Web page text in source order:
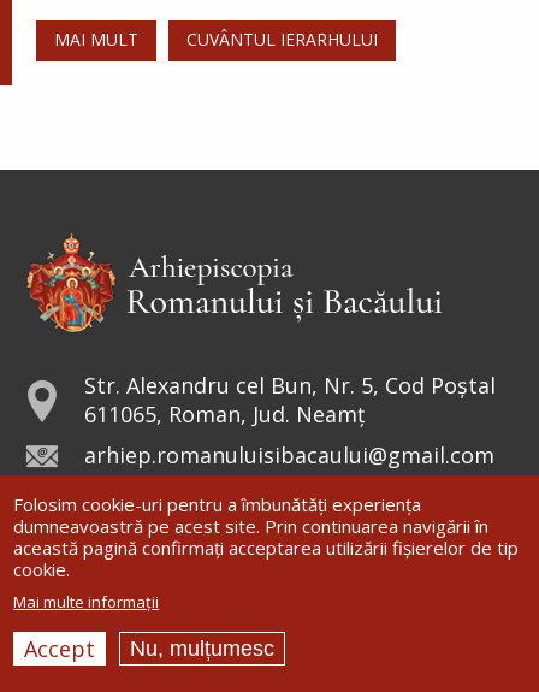
Dumnezeu pentru mine, ca să scap de...
Ap. Romani 15, 30-33
Ev. Matei 17, 24-27; 18, 1-4
Preia articolele Doxologia în site-ul tău!
MAI MULT CUVÂNTUL IERARHULUI
Str. Alexandru cel Bun, Nr. 5, Cod Poștal
611065, Roman, Jud. Neamț
arhiep.romanuluisibacaului@gmail.com
0233.74.46.83
ŞTIRI
COMUNICATE DE PRESĂ
Folosim cookie-uri pentru a îmbunătăți experiența
dumneavoastră pe acest site. Prin continuarea navigării în
această pagină confirmați acceptarea utilizării fișierelor de tip
cookie.
Mai multe informații
Accept Nu, mulțumesc